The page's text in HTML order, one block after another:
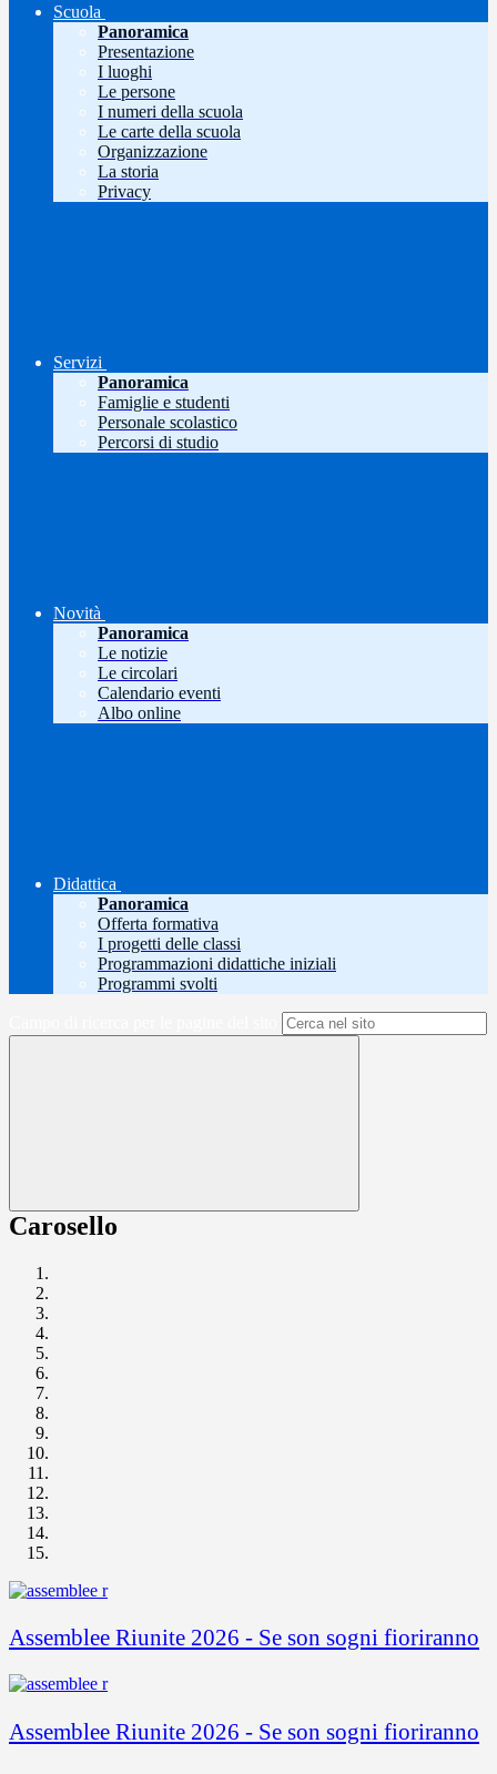
Scuola
Panoramica
Presentazione
I luoghi
Le persone
I numeri della scuola
Le carte della scuola
Organizzazione
La storia
Privacy
Servizi
Panoramica
Famiglie e studenti
Personale scolastico
Percorsi di studio
Novità
Panoramica
Le notizie
Le circolari
Calendario eventi
Albo online
Didattica
Panoramica
Offerta formativa
I progetti delle classi
Programmazioni didattiche iniziali
Programmi svolti
Carosello
Assemblee Riunite 2026 - Se son sogni fioriranno
Assemblee Riunite 2026 - Se son sogni fioriranno